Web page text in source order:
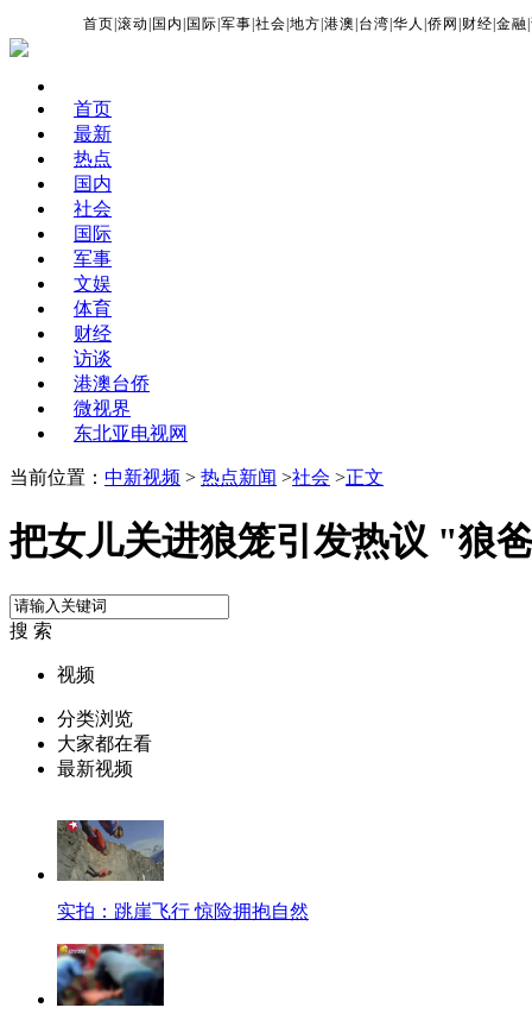
首页 |滚动 国内 国际 |军事 |社会 |地方 |港澳 台湾 |华人 |侨网 财经 |金融 |
首页
最新
热点
国内
社会
国际
军事
文娱
体育
财经
访谈
港澳台侨
微视界
东北亚电视网
当前位置： 中新视频 > 热点新闻 >社会 >正文
把女儿关进狼笼引发热议 "狼
搜 索
视频
分类浏览
大家都在看
最新视频
实拍：跳崖飞行 惊险拥抱自然